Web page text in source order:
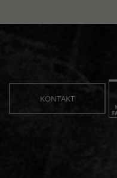
KONTAKT